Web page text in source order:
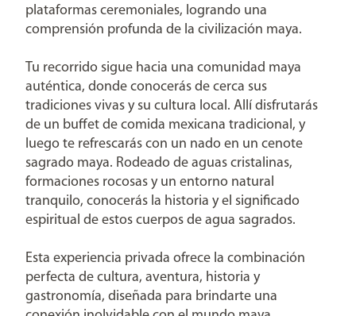
plataformas ceremoniales, logrando una
comprensión profunda de la civilización maya.
Tu recorrido sigue hacia una comunidad maya
auténtica, donde conocerás de cerca sus
tradiciones vivas y su cultura local. Allí disfrutarás
de un buffet de comida mexicana tradicional, y
luego te refrescarás con un nado en un cenote
sagrado maya. Rodeado de aguas cristalinas,
formaciones rocosas y un entorno natural
tranquilo, conocerás la historia y el significado
espiritual de estos cuerpos de agua sagrados.
Esta experiencia privada ofrece la combinación
perfecta de cultura, aventura, historia y
gastronomía, diseñada para brindarte una